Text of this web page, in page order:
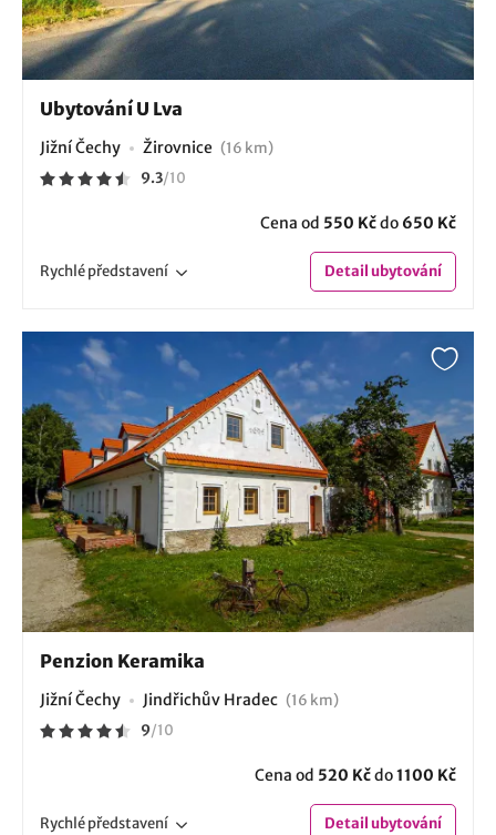
Ubytování U Lva
Jižní Čechy Žirovnice (16 km)
9.3/10
Cena od 550 Kčdo 650 Kč
Rychlépředstavení Detailubytování
Penzion Keramika
Jižní Čechy Jindřichův Hradec (16 km)
9/10
Cena od 520 Kčdo1100 Kč
Rychlépředstavení Detailubytování